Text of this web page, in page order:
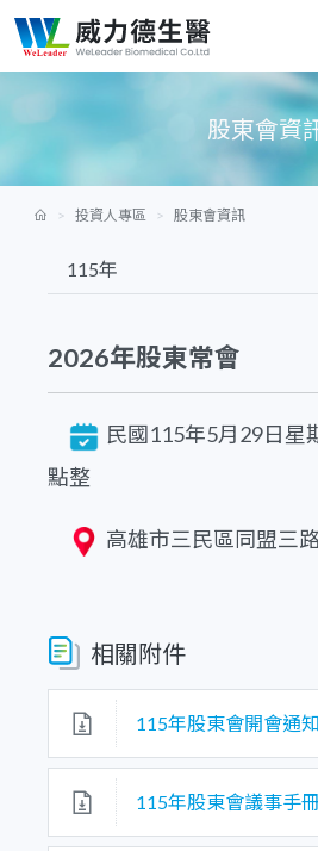
股東會資
投資人專區 股東會資訊
2026年股東常會
民國115年5月29日
點整
高雄市三民區同盟三
相關附件
115年股東會開會通
115年股東會議事手冊